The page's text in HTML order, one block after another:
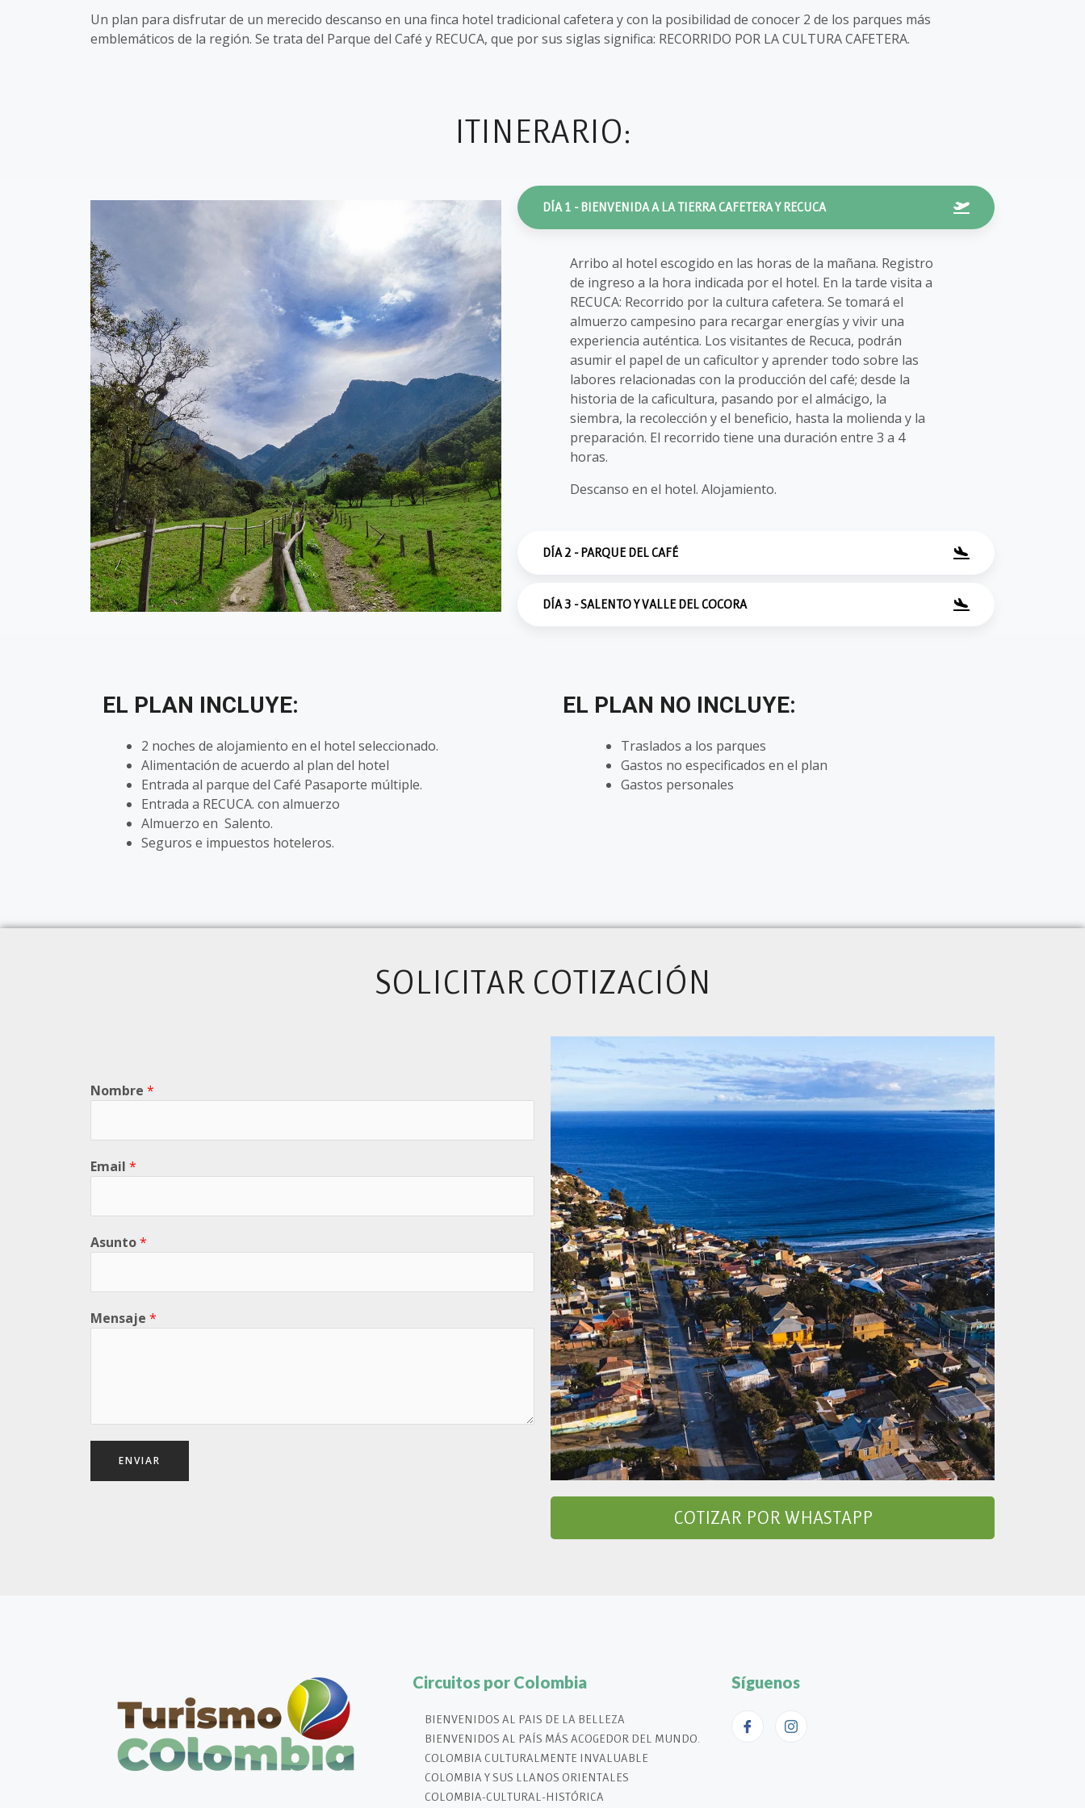
Un plan para disfrutar de un merecido descanso en una finca hotel tradicional cafetera y con la posibilidad de conocer 2 de los parques más
emblemáticos de la región. Se trata del Parque del Café y RECUCA, que por sus siglas significa: RECORRIDO POR LA CULTURA CAFETERA.
ITINERARIO:
DÍA 1 - BIENVENIDA A LA TIERRA CAFETERA Y RECUCA
Arribo al hotel escogido en las horas de la mañana. Registro
de ingreso a la hora indicada por el hotel. En la tarde visita a
RECUCA: Recorrido por la cultura cafetera. Se tomará el
almuerzo campesino para recargar energías y vivir una
experiencia auténtica. Los visitantes de Recuca, podrán
asumir el papel de un caficultor y aprender todo sobre las
labores relacionadas con la producción del café; desde la
historia de la caficultura, pasando por el almácigo, la
siembra, la recolección y el beneficio, hasta la molienda y la
preparación. El recorrido tiene una duración entre 3 a 4
horas.
Descanso en el hotel. Alojamiento.
DÍA 2 - PARQUE DEL CAFÉ
DÍA 3 - SALENTO Y VALLE DEL COCORA
EL PLAN INCLUYE:
2 noches de alojamiento en el hotel seleccionado.
Alimentación de acuerdo al plan del hotel
Entrada al parque del Café Pasaporte múltiple.
Entrada a RECUCA. con almuerzo
Almuerzo en Salento.
Seguros e impuestos hoteleros.
EL PLAN NO INCLUYE:
Traslados a los parques
Gastos no especificados en el plan
Gastos personales
SOLICITAR COTIZACIÓN
Nombre *
Email *
Asunto*
Mensaje *
ENVIAR
COTIZAR POR WHASTAPP
Circuitos por Colombia
BIENVENIDOS AL PAIS DE LA BELLEZA
BIENVENIDOS AL PAÍS MÁS ACOGEDOR DEL MUNDO.
COLOMBIA CULTURALMENTE INVALUABLE
COLOMBIA Y SUS LLANOS ORIENTALES
COLOMBIA-CULTURAL-HISTÓRICA
Síguenos